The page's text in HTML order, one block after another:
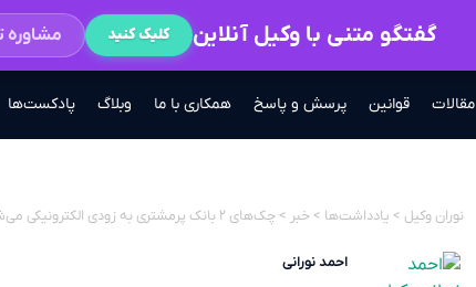
گفتگو متنی با وکیل آنلاین کلیک کنید مشاوره
مقالات قوانین پرسش و پاسخ همکاری با ما وبلاگ پادکست‌ها
نوران وکیل > یادداشت‌ها > خبر > چک‌های ۲ بانک پرمشتری به زودی الکترونیکی می‌شود
احمد نورانی